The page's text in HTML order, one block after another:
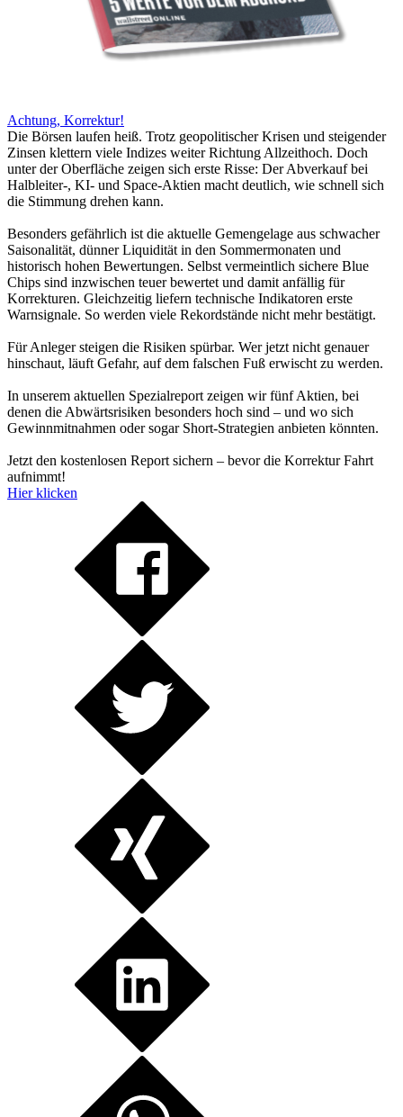
Achtung, Korrektur!
Die Börsen laufen heiß. Trotz geopolitischer Krisen und steigender
Zinsen klettern viele Indizes weiter Richtung Allzeithoch. Doch
unter der Oberfläche zeigen sich erste Risse: Der Abverkauf bei
Halbleiter-, KI- und Space-Aktien macht deutlich, wie schnell sich
die Stimmung drehen kann.
Besonders gefährlich ist die aktuelle Gemengelage aus schwacher
Saisonalität, dünner Liquidität in den Sommermonaten und
historisch hohen Bewertungen. Selbst vermeintlich sichere Blue
Chips sind inzwischen teuer bewertet und damit anfällig für
Korrekturen. Gleichzeitig liefern technische Indikatoren erste
Warnsignale. So werden viele Rekordstände nicht mehr bestätigt.
Für Anleger steigen die Risiken spürbar. Wer jetzt nicht genauer
hinschaut, läuft Gefahr, auf dem falschen Fuß erwischt zu werden.
In unserem aktuellen Spezialreport zeigen wir fünf Aktien, bei
denen die Abwärtsrisiken besonders hoch sind – und wo sich
Gewinnmitnahmen oder sogar Short-Strategien anbieten könnten.
Jetzt den kostenlosen Report sichern – bevor die Korrektur Fahrt
aufnimmt!
Hier klicken